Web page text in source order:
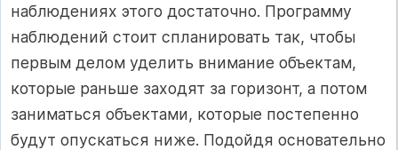
наблюдениях этого достаточно. Программу
наблюдений стоит спланировать так, чтобы
первым делом уделить внимание объектам,
которые раньше заходят за горизонт, а потом
заниматься объектами, которые постепенно
будут опускаться ниже. Подойдя основательно